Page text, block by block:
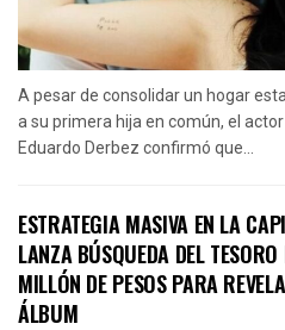
A pesar de consolidar un hogar
a su primera hija en común, el
Eduardo Derbez confirmó que...
ESTRATEGIA MASIVA EN LA
LANZA BÚSQUEDA DEL
MILLÓN DE PESOS PARA
ÁLBUM